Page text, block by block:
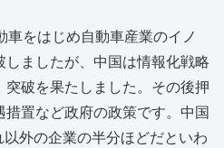
車をはじめ自動車産業のイノ
ましたが、中国は情報化戦略
破を果たしました。その後押
措置など政府の政策です。中国
外の企業の半分ほどだといわ